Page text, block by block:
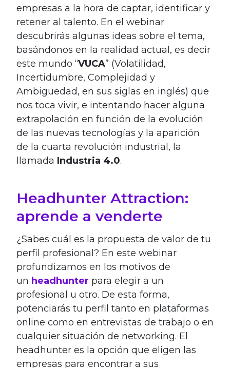
empresas a la hora de captar, identificar y
retener al talento. En el webinar
descubrirás algunas ideas sobre el tema,
basándonos en la realidad actual, es decir
este mundo “VUCA” (Volatilidad,
Incertidumbre, Complejidad y
Ambigüedad, en sus siglas en inglés) que
nos toca vivir, e intentando hacer alguna
extrapolación en función de la evolución
de las nuevas tecnologías y la aparición
de la cuarta revolución industrial, la
llamada Industria 4.0.
Headhunter Attraction:
aprende a venderte
¿Sabes cuál es la propuesta de valor de tu
perfil profesional? En este webinar
profundizamos en los motivos de
un headhunter para elegir a un
profesional u otro. De esta forma,
potenciarás tu perfil tanto en plataformas
online como en entrevistas de trabajo o en
cualquier situación de networking. El
headhunter es la opción que eligen las
empresas para encontrar a sus